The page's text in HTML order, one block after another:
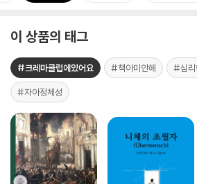
이 상품의 태그
#크레마클럽에있어요 #책아미안해 #심리
#자아정체성